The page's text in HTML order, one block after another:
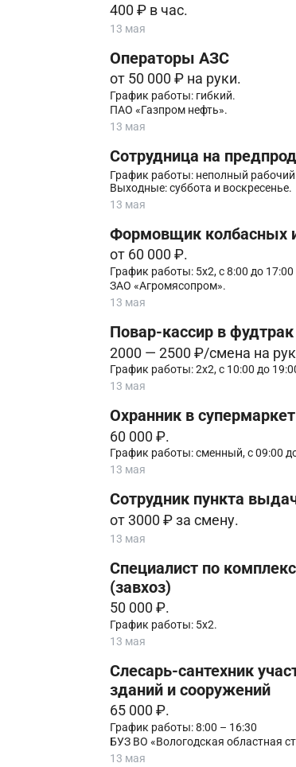
400 ₽ в час.
13 мая
Операторы АЗС
от 50 000 ₽ на руки.
График работы: гибкий.
ПАО «Газпром нефть».
13 мая
Сотрудница на
График работы: неполный
Выходные: суббота и воскресенье.
13 мая
Формовщик колбасных
от 60 000 ₽.
График работы: 5х2, с 8:00 до
ЗАО «Агромясопром».
13 мая
Повар-кассир в фудтрак
2000 — 2500 ₽/смена на
График работы: 2х2, с 10:00 до
13 мая
Охранник в
60 000 ₽.
График работы: сменный, с 09:00
13 мая
Сотрудник пункта
от 3000 ₽ за смену.
13 мая
Специалист по
(завхоз)
50 000 ₽.
График работы: 5х2.
13 мая
Слесарь-сантехник
зданий и сооружений
65 000 ₽.
График работы: 8:00 – 16:30
БУЗ ВО «Вологодская областная
13 мая